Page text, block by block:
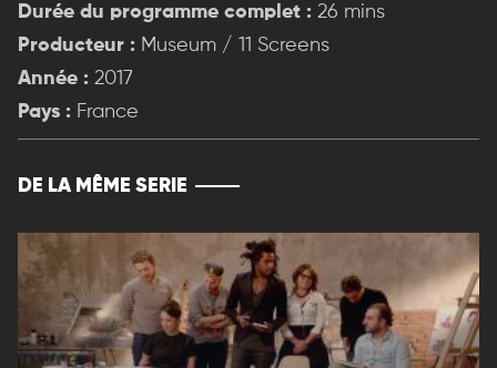
Durée du programme complet : 26 mins
Producteur : Museum / 11 Screens
Année : 2017
Pays : France
DE LA MÊME SERIE